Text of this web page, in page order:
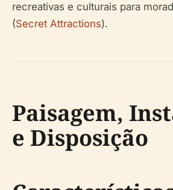
recreativas e culturais para
(Secret Attractions).
Paisagem,
e Disposição